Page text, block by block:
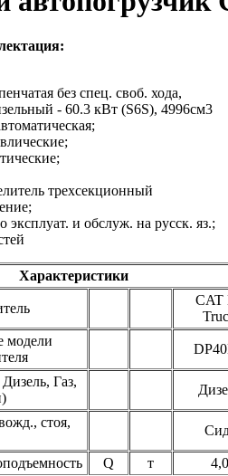
без спец. своб. хода,
- 60.3 кВт (S6S), 4996см3
трехсекционный
эксплуат. и обслуж. на русск. яз.;
Характеристики
CAT
модели
Газ,
стоя,
Q т
4,0